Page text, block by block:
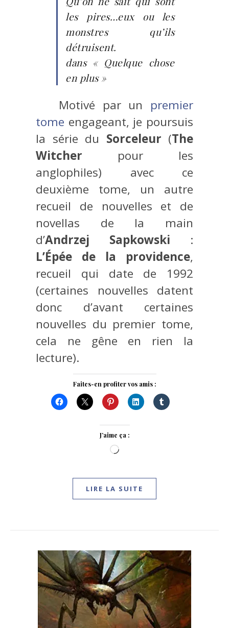
les pires…eux ou les
monstres qu’ils
détruisent.
dans « Quelque chose
en plus »
Motivé par un premier
tome engageant, je poursuis
la série du Sorceleur (The
Witcher pour les
anglophiles) avec ce
deuxième tome, un autre
recueil de nouvelles et de
novellas de la main
d’Andrzej Sapkowski :
L’Épée de la providence,
recueil qui date de 1992
(certaines nouvelles datent
donc d’avant certaines
nouvelles du premier tome,
cela ne gêne en rien la
lecture).
Faites-en profiter vos amis :
J’aime ça :
Chargement…
LIRE LA SUITE